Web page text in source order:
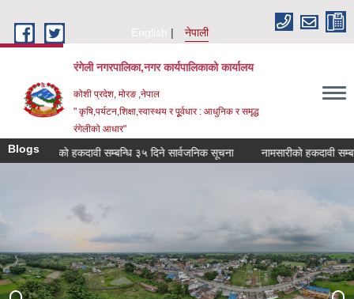
English
नेपाली
रंगेली नगरपालिका,नगर कार्यपालिकाको कार्यालय
कोशी प्रदेश, मोरङ ,नेपाल
" कृषि,पर्यटन,शिक्षा,स्वास्थय र पूूर्वधार : आधुनिक र समृद्ध
रंगेलीको आधार"
Blogs
नामसारीको हकदावी सम्बन्धि ३५ दिने सार्वजनिक सूचना नामसारीको हकदावी